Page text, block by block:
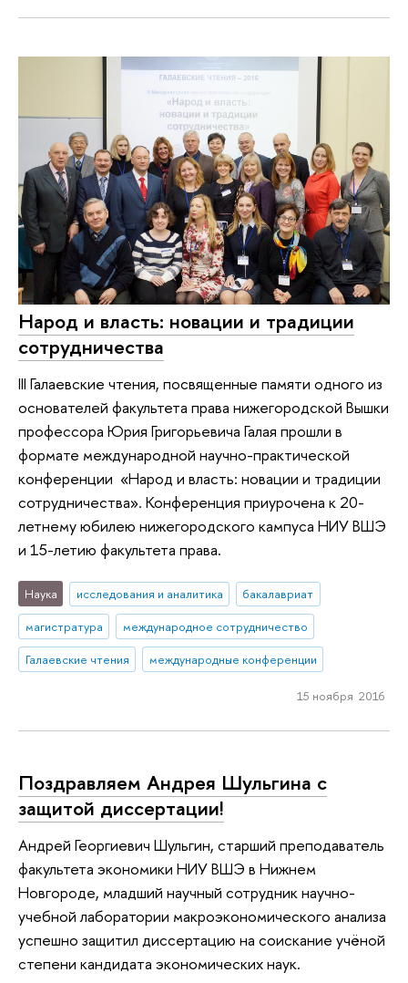
Народ и власть: новации и традиции
сотрудничества
III Галаевские чтения, посвященные памяти одного из
основателей факультета права нижегородской Вышки
профессора Юрия Григорьевича Галая прошли в
формате международной научно-практической
конференции «Народ и власть: новации и традиции
сотрудничества». Конференция приурочена к 20-
летнему юбилею нижегородского кампуса НИУ ВШЭ
и 15-летию факультета права.
Наука исследования и аналитика
бакалавриат
магистратура
международное сотрудничество
Галаевские чтения
международные конференции
15 ноября 2016
Поздравляем Андрея Шульгина с
защитой диссертации!
Андрей Георгиевич Шульгин, старший преподаватель
факультета экономики НИУ ВШЭ в Нижнем
Новгороде, младший научный сотрудник научно-
учебной лаборатории макроэкономического анализа
успешно защитил диссертацию на соискание учёной
степени кандидата экономических наук.